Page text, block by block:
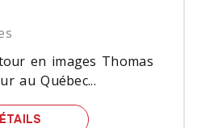
en images Thomas
au Québec...
THOMAS FERSEN |